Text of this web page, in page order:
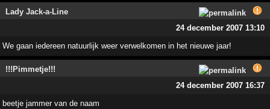
Lady Jack-a-Line
24 december 2007 13:10
We gaan iedereen natuurlijk weer verwelkomen in het nieuwe jaar!
!!!Pimmetje!!!
24 december 2007 16:37
beetje jammer van de naam